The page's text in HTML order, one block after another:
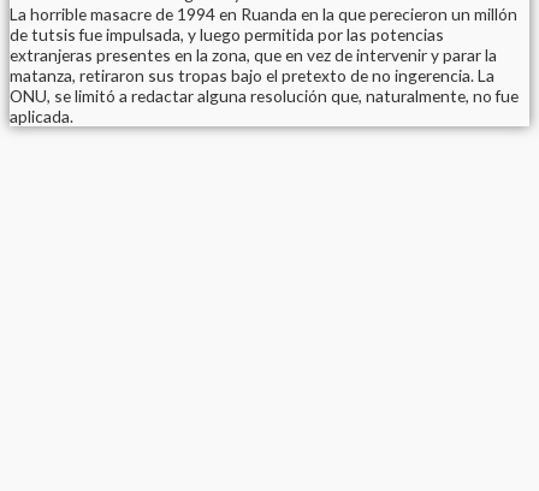
La horrible masacre de 1994 en Ruanda en la que perecieron un millón
de tutsis fue impulsada, y luego permitida por las potencias
extranjeras presentes en la zona, que en vez de intervenir y parar la
matanza, retiraron sus tropas bajo el pretexto de no ingerencia. La
ONU, se limitó a redactar alguna resolución que, naturalmente, no fue
aplicada.